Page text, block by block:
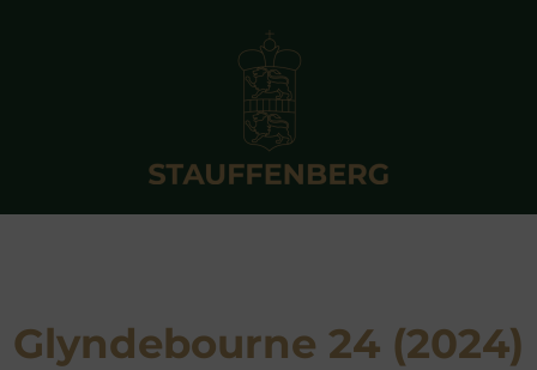
Glyndebourne 24 (2024)